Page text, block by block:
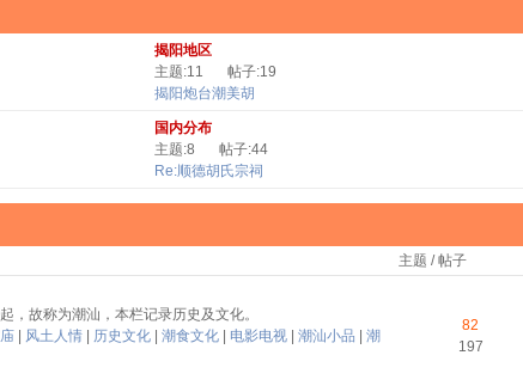
揭阳地区
主题:11
帖子:19
揭阳炮台潮美胡
国内分布
主题:8
帖子:44
Re:顺德胡氏宗祠
主题 / 帖子
，故称为潮汕，本栏记录历史及文化。
风土人情 历史文化 潮食文化 电影电视 潮汕小品
潮
82
197